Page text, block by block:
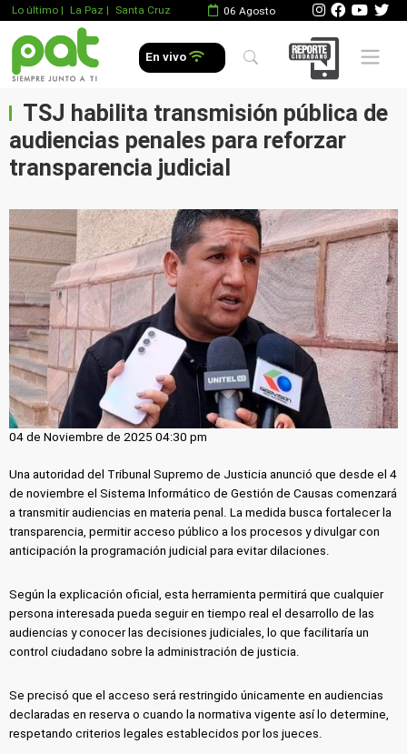
Lo último | La Paz | Santa Cruz 06 Agosto
En vivo Mobile
TSJ habilita transmisión pública de
audiencias penales para reforzar
transparencia judicial
04 de Noviembre de 2025 04:30 pm
Una autoridad del Tribunal Supremo de Justicia anunció que desde el 4
de noviembre el Sistema Informático de Gestión de Causas comenzará
a transmitir audiencias en materia penal. La medida busca fortalecer la
transparencia, permitir acceso público a los procesos y divulgar con
anticipación la programación judicial para evitar dilaciones.
Según la explicación oficial, esta herramienta permitirá que cualquier
persona interesada pueda seguir en tiempo real el desarrollo de las
audiencias y conocer las decisiones judiciales, lo que facilitaría un
control ciudadano sobre la administración de justicia.
Se precisó que el acceso será restringido únicamente en audiencias
declaradas en reserva o cuando la normativa vigente así lo determine,
respetando criterios legales establecidos por los jueces.